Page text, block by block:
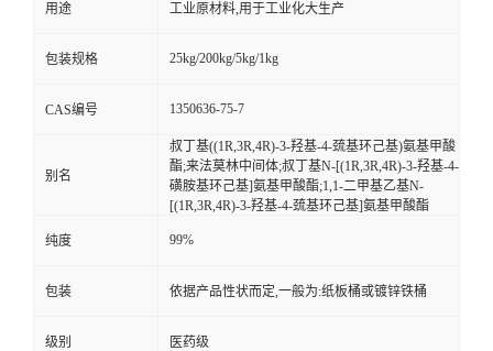
用途 工业原材料,用于工业化大生产
包装规格 25kg/200kg/5kg/1kg
CAS编号 1350636-75-7
别名
叔丁基((1R,3R,4R)-3-羟基-4-巯基环己基)氨基甲酸
酯;来法莫林中间体;叔丁基N-[(1R,3R,4R)-3-羟基-4-
磺胺基环己基]氨基甲酸酯;1,1-二甲基乙基N-
[(1R,3R,4R)-3-羟基-4-巯基环己基]氨基甲酸酯
纯度 99%
包装 依据产品性状而定,一般为:纸板桶或镀锌铁桶
级别 医药级